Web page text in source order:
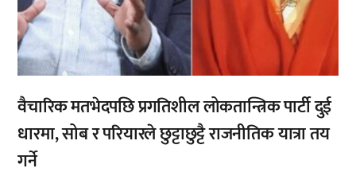
वैचारिक मतभेदपछि प्रगतिशील लोकतान्त्रिक पार्टी दुई
धारमा, सोब र परियारले छुट्टाछुट्टै राजनीतिक यात्रा तय
गर्ने